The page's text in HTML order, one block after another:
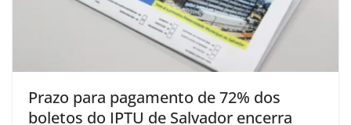
Prazo para pagamento de 72% dos
boletos do IPTU de Salvador encerra